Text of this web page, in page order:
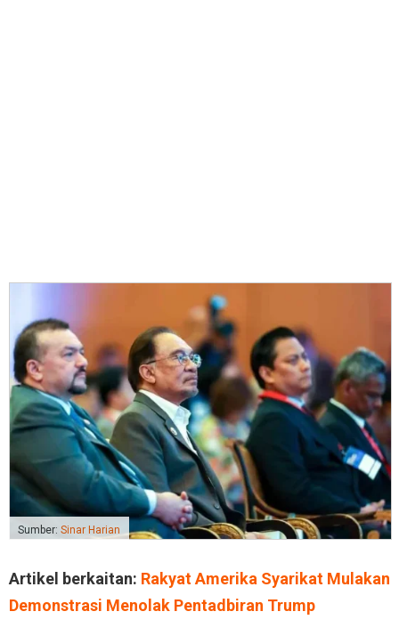
Sumber: Sinar Harian
Artikel berkaitan: Rakyat Amerika Syarikat Mulakan
Demonstrasi Menolak Pentadbiran Trump